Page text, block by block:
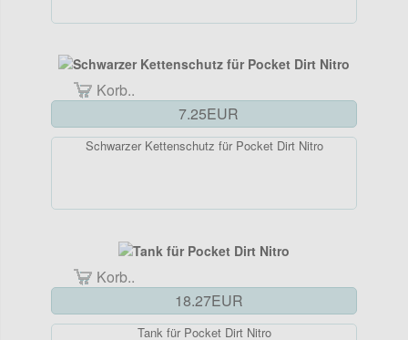
Korb..
7.25EUR
Schwarzer Kettenschutz für Pocket Dirt Nitro
Korb..
18.27EUR
Tank für Pocket Dirt Nitro